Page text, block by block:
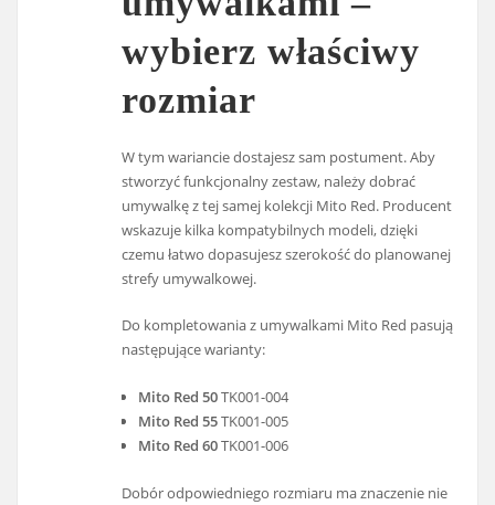
wybierz właściwy
rozmiar
W tym wariancie dostajesz sam postument. Aby
stworzyć funkcjonalny zestaw, należy dobrać
umywalkę z tej samej kolekcji Mito Red. Producent
wskazuje kilka kompatybilnych modeli, dzięki
czemu łatwo dopasujesz szerokość do planowanej
strefy umywalkowej.
Do kompletowania z umywalkami Mito Red pasują
następujące warianty:
Mito Red 50TK001-004
Mito Red 55TK001-005
Mito Red 60TK001-006
Dobór odpowiedniego rozmiaru ma znaczenie nie